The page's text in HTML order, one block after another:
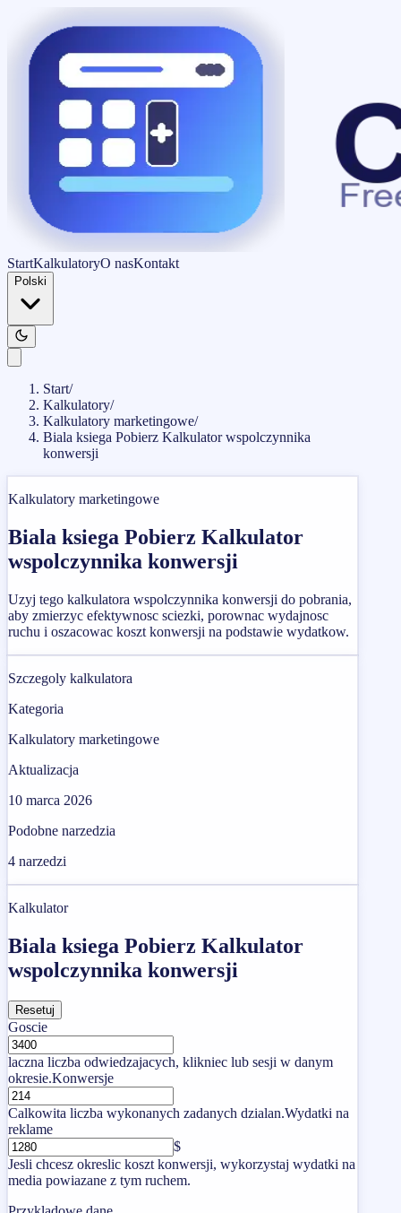
StartKalkulatoryO nasKontakt
Polski
Start/
Kalkulatory/
Kalkulatory marketingowe/
Biala ksiega Pobierz Kalkulator wspolczynnika
konwersji
Kalkulatory marketingowe
Biala ksiega Pobierz Kalkulator
wspolczynnika konwersji
Uzyj tego kalkulatora wspolczynnika konwersji do pobrania,
aby zmierzyc efektywnosc sciezki, porownac wydajnosc
ruchu i oszacowac koszt konwersji na podstawie wydatkow.
Szczegoly kalkulatora
Kategoria
Kalkulatory marketingowe
Aktualizacja
10 marca 2026
Podobne narzedzia
4 narzedzi
Kalkulator
Biala ksiega Pobierz Kalkulator
wspolczynnika konwersji
Resetuj
Goscie
laczna liczba odwiedzajacych, klikniec lub sesji w danym
okresie.Konwersje
Calkowita liczba wykonanych zadanych dzialan.Wydatki na
reklame
$
Jesli chcesz okreslic koszt konwersji, wykorzystaj wydatki na
media powiazane z tym ruchem.